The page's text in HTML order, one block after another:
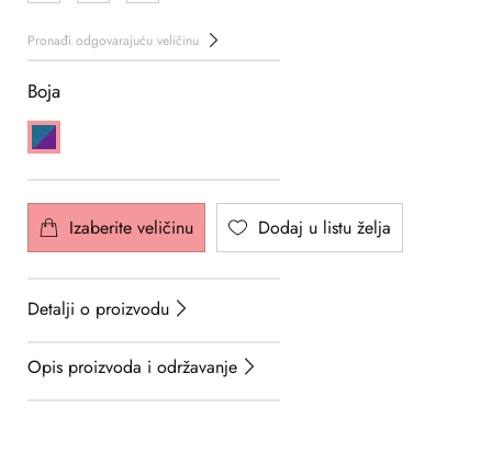
Pronađi odgovarajuću veličinu
Boja
Izaberite veličinu Dodaj u listu želja
Detalji o proizvodu
Opis proizvoda i održavanje